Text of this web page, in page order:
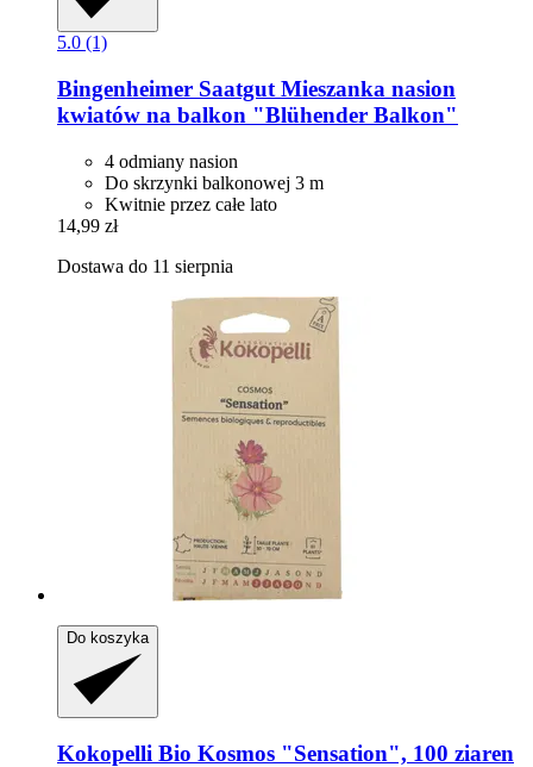
5.0 (1)
Bingenheimer Saatgut Mieszanka nasion
kwiatów na balkon "Blühender Balkon"
4 odmiany nasion
Do skrzynki balkonowej 3 m
Kwitnie przez całe lato
14,99 zł
Dostawa do 11 sierpnia
Do koszyka
Kokopelli Bio Kosmos "Sensation", 100 ziaren